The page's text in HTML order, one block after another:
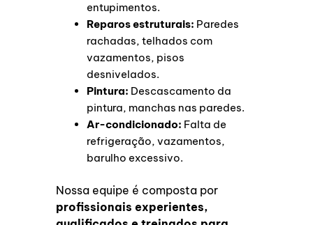
entupimentos.
Reparos estruturais: Paredes
rachadas, telhados com
vazamentos, pisos
desnivelados.
Pintura: Descascamento da
pintura, manchas nas paredes.
Ar-condicionado: Falta de
refrigeração, vazamentos,
barulho excessivo.
Nossa equipe é composta por
profissionais experientes,